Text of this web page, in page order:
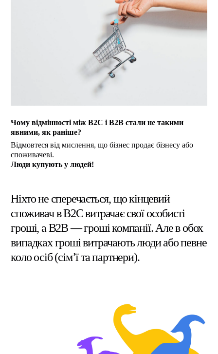
Чому відмінності між B2C і B2B стали не такими
явними, як раніше?
Відмовтеся від мислення, що бізнес продає бізнесу або
споживачеві.
Люди купують у людей!
Ніхто не сперечається, що кінцевий
споживач в B2C витрачає свої особисті
гроші, а B2B — гроші компанії. Але в обох
випадках гроші витрачають люди або певне
коло осіб (сім’ї та партнери).